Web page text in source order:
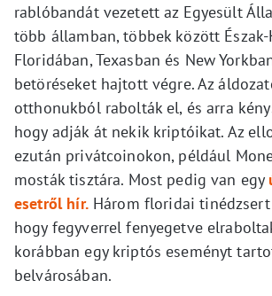
rablóbandát vezetett az Egyesült
több államban, többek között
Floridában, Texasban és New
betöréseket hajtott végre. Az
otthonukból rabolták el, és arra
hogy adják át nekik kriptóikat. Az
ezután privátcoinokon, például
mosták tisztára. Most pedig van egy
esetről hír.Három floridai tinédzsert
hogy fegyverrel fenyegetve
korábban egy kriptós eseményt
belvárosában.